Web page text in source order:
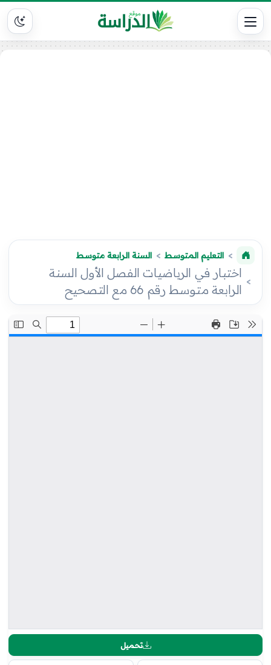
التعليم المتوسط السنة الرابعة متوسط
اختبار في الرياضيات الفصل الأول السنة
الرابعة متوسط رقم 66 مع التصحيح
تحميل